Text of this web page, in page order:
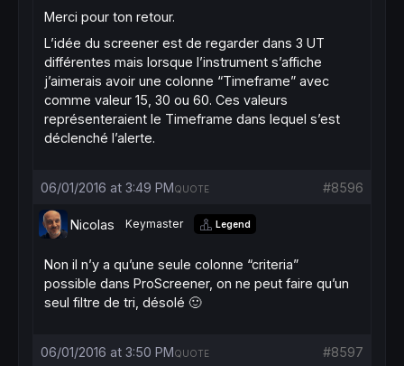
Merci pour ton retour.
L’idée du screener est de regarder dans 3 UT
différentes mais lorsque l’instrument s’affiche
j’aimerais avoir une colonne “Timeframe” avec
comme valeur 15, 30 ou 60. Ces valeurs
représenteraient le Timeframe dans lequel s’est
déclenché l’alerte.
06/01/2016 at 3:49 PM #8596
QUOTE
Nicolas Keymaster Legend
Non il n’y a qu’une seule colonne “criteria”
possible dans ProScreener, on ne peut faire qu’un
seul filtre de tri, désolé 🙂
06/01/2016 at 3:50 PM #8597
QUOTE